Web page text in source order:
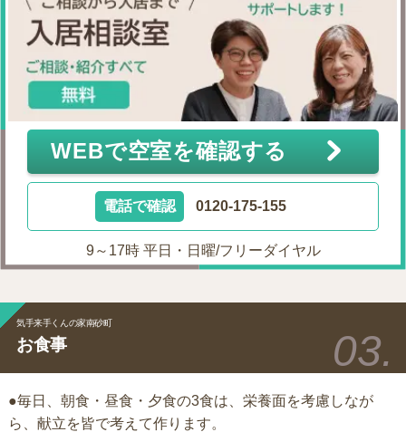
WEBで空室を確認する
電話で確認 0120-175-155
9～17時 平日・日曜/フリーダイヤル
気手来手くんの家南砂町
お食事
●毎日、朝食・昼食・夕食の3食は、栄養面を考慮しなが
ら、献立を皆で考えて作ります。